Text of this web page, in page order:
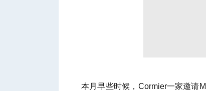
本月早些时候，Cormier一家邀请